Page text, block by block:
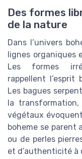
Des formes
de la nature
Dans l’univers
lignes organiques
Les formes
rappellent
Les bagues
la
végétaux
boheme se parent
ou de perles
et d’authenticité à